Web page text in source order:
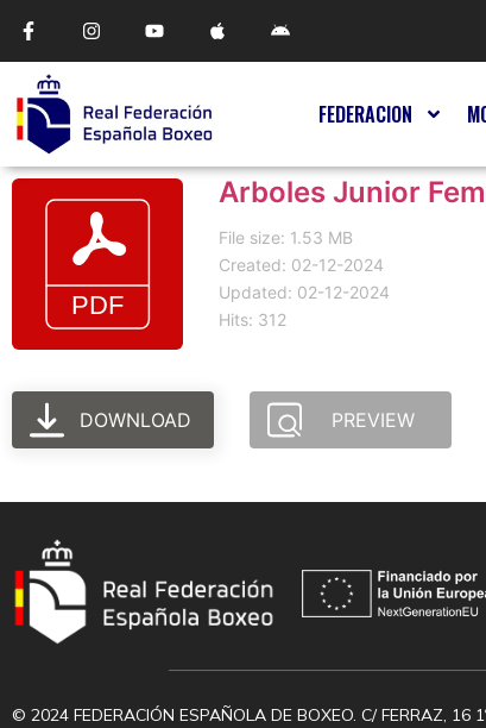
FEDERACION
Arboles Junior
File size: 1.53 MB
Created: 02-12-2024
Updated: 02-12-2024
Hits: 312
DOWNLOAD PREVIEW
© 2024 FEDERACIÓN ESPAÑOLA DE BOXEO. C/ FERRAZ, 16